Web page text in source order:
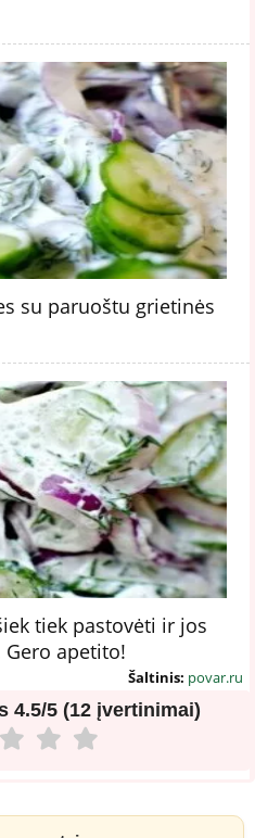
su paruoštu grietinės
tiek pastovėti ir jos
apetito!
Šaltinis: povar.ru
4.5/5 (12 įvertinimai)